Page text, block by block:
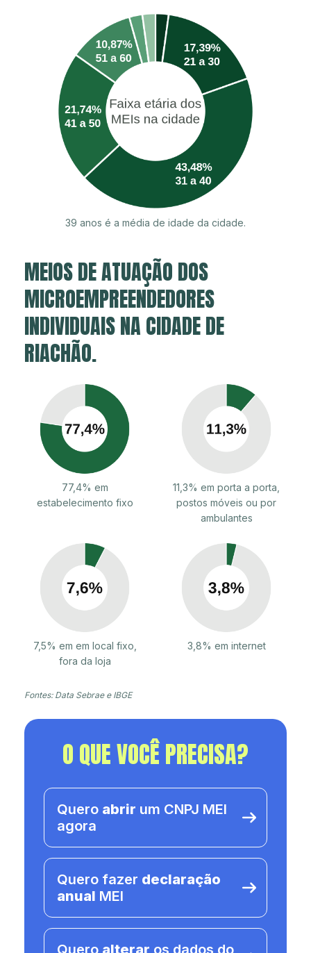
39 anos é a média de idade da cidade.
MEIOS DE ATUAÇÃO DOS
MICROEMPREENDEDORES
INDIVIDUAIS NA CIDADE DE
RIACHÃO.
77,4% em
estabelecimento fixo
11,3% em porta a porta,
postos móveis ou por
ambulantes
7,5% em em local fixo,
fora da loja
3,8% em internet
Fontes: Data Sebrae e IBGE
O QUE VOCÊ PRECISA?
Quero abrir um CNPJ MEI
agora
Quero fazer declaração
anual MEI